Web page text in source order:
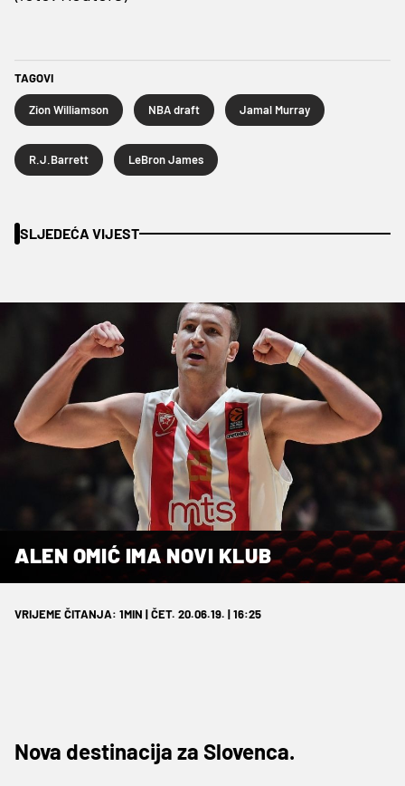
TAGOVI
Zion Williamson NBA draft Jamal Murray
R.J.Barrett LeBron James
SLJEDEĆA VIJEST
ALEN OMIĆ IMA NOVI KLUB
VRIJEME ČITANJA: 1MIN | ČET. 20.06.19. | 16:25
Nova destinacija za Slovenca.